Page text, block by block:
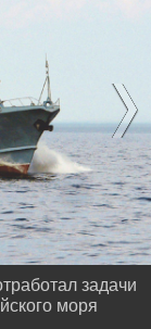
задачи
моря